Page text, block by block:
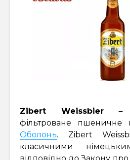
Zibert Weissbier–
фільтроване пшеничне
Оболонь. Zibert
класичними